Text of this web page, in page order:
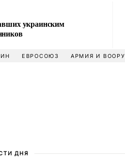
украинским
ЕВРОСОЮЗ АРМИЯ И
ДНЯ